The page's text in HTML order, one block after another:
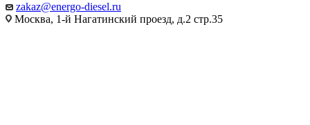
zakaz@energo-diesel.ru
Москва, 1-й Нагатинский проезд, д.2 стр.35